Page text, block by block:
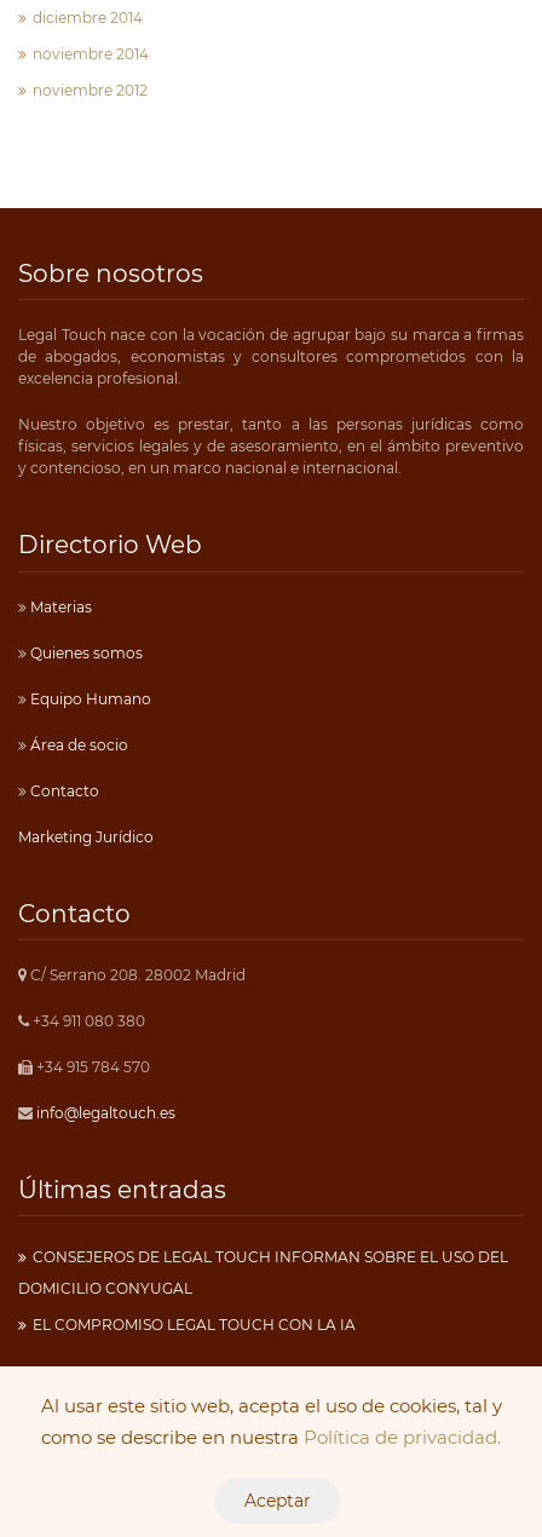
Al usar este sitio web, acepta el uso de cookies, tal y
como se describe en nuestra Política de privacidad.
Aceptar
diciembre 2014
noviembre 2014
noviembre 2012
Sobre nosotros
Legal Touch nace con la vocación de agrupar bajo su marca a firmas
de abogados, economistas y consultores comprometidos con la
excelencia profesional.
Nuestro objetivo es prestar, tanto a las personas jurídicas como
físicas, servicios legales y de asesoramiento, en el ámbito preventivo
y contencioso, en un marco nacional e internacional.
Directorio Web
Materias
Quienes somos
Equipo Humano
Área de socio
Contacto
Marketing Jurídico
Contacto
C/ Serrano 208. 28002 Madrid
+34 911 080 380
+34 915 784 570
info@legaltouch.es
Últimas entradas
CONSEJEROS DE LEGAL TOUCH INFORMAN SOBRE EL USO DEL
DOMICILIO CONYUGAL
EL COMPROMISO LEGAL TOUCH CON LA IA
Copyright 2019 Legal Touch. Todos los derechos
Aviso Legal